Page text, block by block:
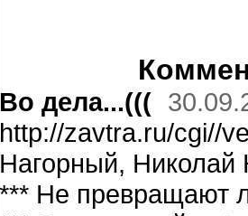
Во дела...(((
http://zavtra.ru/cgi//veil//data/zavtra/10/880/22.html***Александр Нагорный, Николай Коньков*** «ЗА РОССИЮ БЕЗ РУССКИХ!» *** Не превращают ли нашу страну из хосписа в концлагерь? *** Состоявшийся 9-10 сентября в Ярославле и приуроченный к 1000-летию этого древнего русского города мировой политический форум "Современное государство: стандарты демократии и критерии эффективности" стал площадкой для манифестации нового идейно-политического "паттерна" действующей власти: дальнейшая и ускоренная "демократизация" России. Тон задал, разумеется, президент Дмитрий Медведев, который и в своём докладе, и на встрече с политологами заявлял следующее: "Я не только верю в демократию как форму управления, не только верю в демократию как форму политического режима, но я верю и в то, что демократия в прикладном плане способна избавить от унижений и бедности миллионы людей и в нашей стране, и миллиарды людей в мире... В период массовой бедности, порождённой первым этапом реформ, само слово "демократия" в России приобрело негативный смысл. В каком-то плане просто превратилось в ругательство. Теперь, после нескольких лет устойчивого экономического роста, мы имеем и более высокий уровень жизни, и российская демократия в этом плане стала более понятной, если хотите, стала рентабельной… Она доказала свою состоятельность и сейчас уже не отвергается значительной частью наших людей, не является чуждым явлением..." Далее, молодой президент уточнил, что у России были столетия, по сути — тысячелетие недемократического развития. И по этой логике, видимо, бесполезного движения. "А нашей демократии всего 20 лет", — подчеркнул он. "В этом и её определённые проблемы, достаточно существенные, но и её значение для нашей страны и для всего мира..." И тут же Медведев указал на "тяжёлый наш (российский) недуг — широко распространённые в нашем обществе так называемые патерналистские настроения…" Затем последовали выводы: "Считаю, что демократия является условием развития России именно потому, что верю в демократию, несмотря на то, что, вы знаете, в нашей стране к демократии было достаточно сложное отношение в 90-е годы. Это было связано с обнищанием людей, с тем, что они стали бедными... Крах Советского Союза — это действительно огромное испытание для людей, для многих из них это была трагедия, но я не думаю, что у нас был какой-то альтернативный сценарий развития... ". Хотя все эти утверждения, по оценке самого Медведева, представляют всего лишь "субъективные заметки", и не претендуют быть "истиной в последней инстанции", тем не менее, нынешняя "властная вертикаль" устроена таким образом, что любое мнение первого лица всегда оказывается чем-то намного большим, чем просто частное мнение. Что лишний раз доказывают, например, прекрасно организованные акции "молодёжных" налётов на Химкинскую городскую администрацию и на представительство Министерства иностранных дел РФ в Санкт-Петербурге. Тем более, что даже наделавшие немало шуму комментарии к "модернизации по-медведевски" таких либеральных "фронтменов", как Игорь Юргенс, Глеб Павловский и Алексей Пивоваров, являются лишь концентрированным выражением тех изменений в правовой системе современной